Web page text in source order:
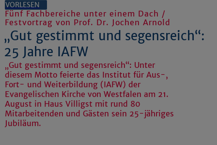
VORLESEN
Fünf Fachbereiche unter einem Dach /
Festvortrag von Prof. Dr. Jochen Arnold
„Gut gestimmt und segensreich“:
25 Jahre IAFW
„Gut gestimmt und segensreich“: Unter
diesem Motto feierte das Institut für Aus-,
Fort- und Weiterbildung (IAFW) der
Evangelischen Kirche von Westfalen am 21.
August in Haus Villigst mit rund 80
Mitarbeitenden und Gästen sein 25-jähriges
Jubiläum.